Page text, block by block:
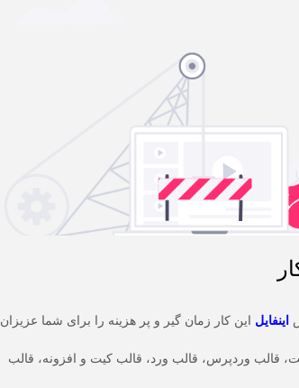
اینفایل این کار زمان گیر و پر هزینه را برای شما عزیزان
قالب وردپرس، قالب ورد، قالب کیت و افزونه، قالب